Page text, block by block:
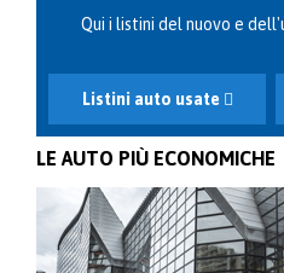
Qui i listini del nuovo e
Listini auto usate
LE AUTO PIÙ ECONOMICHE